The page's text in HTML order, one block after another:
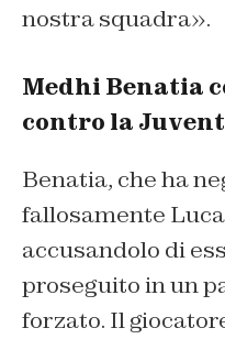
nostra squadra».
Medhi Benatia
contro la
Benatia, che ha
fallosamente
accusandolo di
proseguito in un
forzato. Il